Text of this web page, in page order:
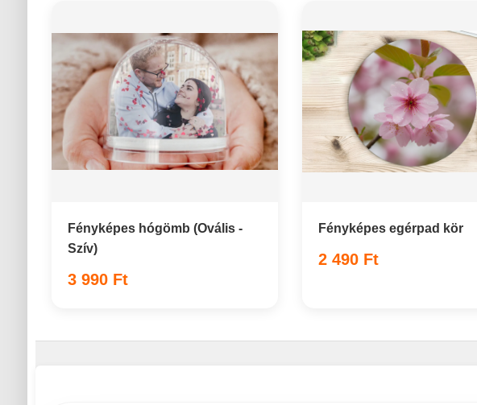
Fényképes hógömb (Ovális -
Szív)
3 990 Ft
Fényképes egérpad kör
2 490 Ft